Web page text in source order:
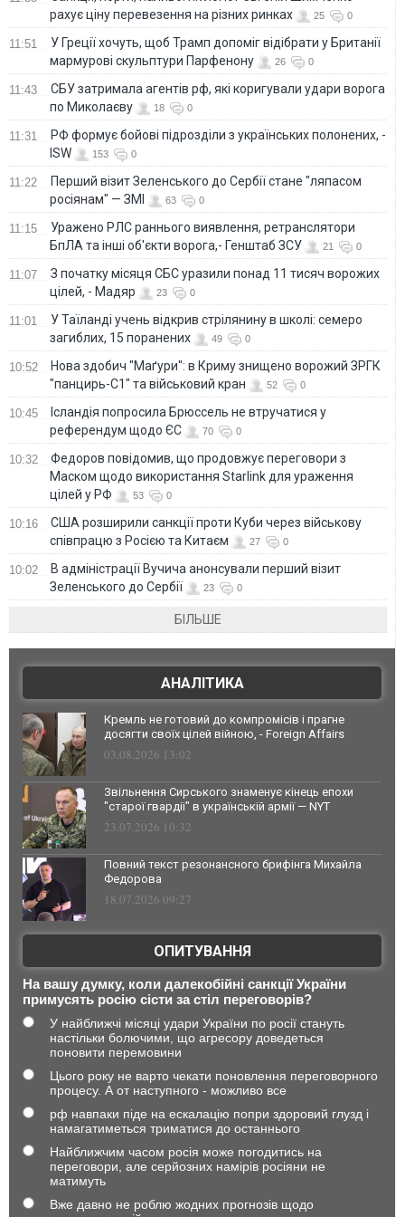
рахує ціну перевезення на різних ринках
25 0
11:51
У Греції хочуть, щоб Трамп допоміг відібрати у Британії
мармурові скульптури Парфенону
26 0
11:43
СБУ затримала агентів рф, які коригували удари ворога
по Миколаєву
18 0
11:31
РФ формує бойові підрозділи з українських полонених, -
ISW
153 0
11:22
Перший візит Зеленського до Сербії стане "ляпасом
росіянам" — ЗМІ
63 0
11:15
Уражено РЛС раннього виявлення, ретранслятори
БпЛА та інші об'єкти ворога,- Генштаб ЗСУ
21 0
11:07
З початку місяця СБС уразили понад 11 тисяч ворожих
цілей, - Мадяр
23 0
11:01
У Таїланді учень відкрив стрілянину в школі: семеро
загиблих, 15 поранених
49 0
10:52
Нова здобич "Маґури": в Криму знищено ворожий ЗРГК
"панцирь-С1" та військовий кран
52 0
10:45
Ісландія попросила Брюссель не втручатися у
референдум щодо ЄС
70 0
10:32
Федоров повідомив, що продовжує переговори з
Маском щодо використання Starlink для ураження
цілей у РФ
53 0
10:16
США розширили санкції проти Куби через військову
співпрацю з Росією та Китаєм
27 0
10:02
В адміністрації Вучича анонсували перший візит
Зеленського до Сербії
23 0
БІЛЬШЕ
АНАЛІТИКА
Кремль не готовий до компромісів і прагне
досягти своїх цілей війною, - Foreign Affairs
03.08.2026 13:02
Звільнення Сирського знаменує кінець епохи
"старої гвардії" в українській армії — NYT
23.07.2026 10:32
Повний текст резонансного брифінга Михайла
Федорова
18.07.2026 09:27
ОПИТУВАННЯ
На вашу думку, коли далекобійні санкції України
примусять росію сісти за стіл переговорів?
У найближчі місяці удари України по росії стануть
настільки болючими, що агресору доведеться
поновити перемовини
Цього року не варто чекати поновлення переговорного
процесу. А от наступного - можливо все
рф навпаки піде на ескалацію попри здоровий глузд і
намагатиметься триматися до останнього
Найближчим часом росія може погодитись на
переговори, але серйозних намірів росіяни не
матимуть
Вже давно не роблю жодних прогнозів щодо